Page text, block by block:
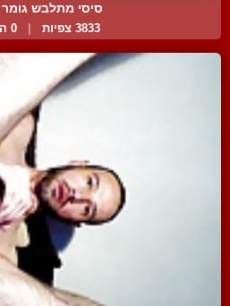
סיסי מתלבש גומר
3833 צפיות 0 המלצות